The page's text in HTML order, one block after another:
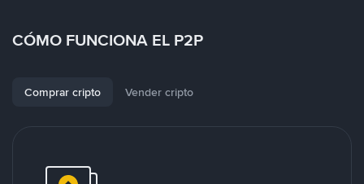
CÓMO FUNCIONA EL P2P
Comprar cripto Vender cripto